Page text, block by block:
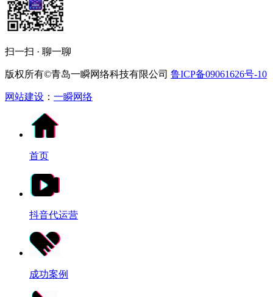
扫一扫 · 聊一聊
版权所有©青岛一瞬网络科技有限公司 鲁ICP备09061626号-10
网站建设 ： 一瞬网络
首页
抖音代运营
成功案例